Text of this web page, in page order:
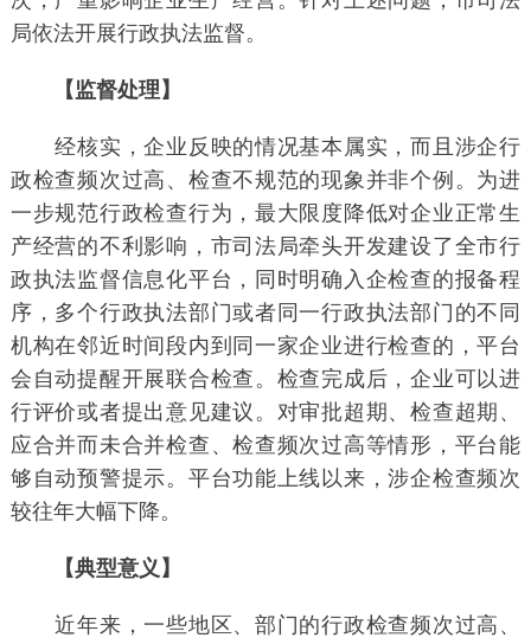
局依法开展行政执法监督。
【监督处理】
经核实，企业反映的情况基本属实，而且涉企行
政检查频次过高、检查不规范的现象并非个例。为进
一步规范行政检查行为，最大限度降低对企业正常生
产经营的不利影响，市司法局牵头开发建设了全市行
政执法监督信息化平台，同时明确入企检查的报备程
序，多个行政执法部门或者同一行政执法部门的不同
机构在邻近时间段内到同一家企业进行检查的，平台
会自动提醒开展联合检查。检查完成后，企业可以进
行评价或者提出意见建议。对审批超期、检查超期、
应合并而未合并检查、检查频次过高等情形，平台能
够自动预警提示。平台功能上线以来，涉企检查频次
较往年大幅下降。
【典型意义】
近年来，一些地区、部门的行政检查频次过高、